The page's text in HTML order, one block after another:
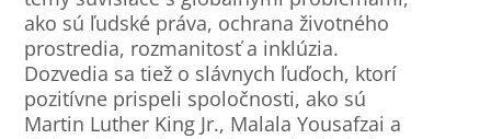
ako sú ľudské práva, ochrana životného
prostredia, rozmanitosť a inklúzia.
Dozvedia sa tiež o slávnych ľuďoch, ktorí
pozitívne prispeli spoločnosti, ako sú
Martin Luther King Jr., Malala Yousafzai a